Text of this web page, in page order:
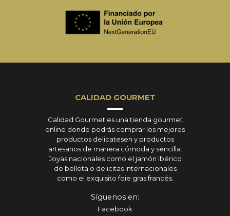
CALIDAD GOURMET
Calidad Gourmet es una tienda gourmet
online donde podrás comprar los mejores
productos delicatesen y productos
artesanos de manera cómoda y sencilla.
Joyas nacionales como el jamón ibérico
de bellota o delicitas internacionales
como el exquisito foie gras francés.
Síguenos en:
Facebook